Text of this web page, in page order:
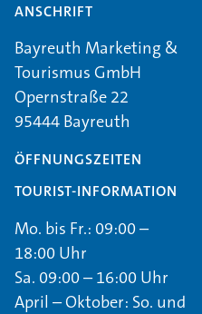
ANSCHRIFT
Bayreuth Marketing &
Tourismus GmbH
Opernstraße 22
95444 Bayreuth
ÖFFNUNGSZEITEN
TOURIST-INFORMATION
Mo. bis Fr.: 09:00 –
18:00 Uhr
Sa. 09:00 – 16:00 Uhr
April – Oktober: So. und